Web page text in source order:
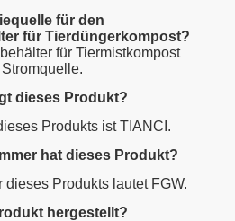
für den
für Tierdüngerkompost?
für Tiermistkompost
dieses Produkt?
Produkts ist TIANCI.
hat dieses Produkt?
Produkts lautet FGW.
hergestellt?